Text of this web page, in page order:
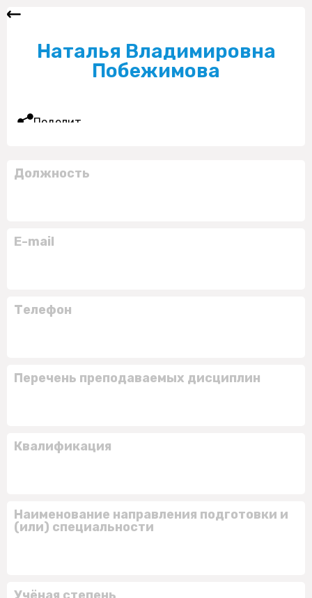
Наталья Владимировна
Побежимова
Поделиться
Должность
E-mail
Телефон
Перечень преподаваемых дисциплин
Квалификация
Наименование направления подготовки и
(или) специальности